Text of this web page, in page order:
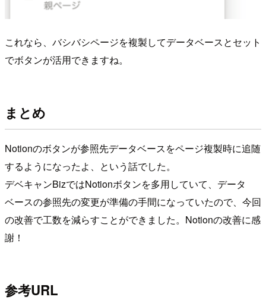
これなら、バシバシページを複製してデータベースとセット
でボタンが活用できますね。
まとめ
Notionのボタンが参照先データベースをページ複製時に追随
するようになったよ、という話でした。
デベキャンBizではNotionボタンを多用していて、データ
ベースの参照先の変更が準備の手間になっていたので、今回
の改善で工数を減らすことができました。Notionの改善に感
謝！
参考URL